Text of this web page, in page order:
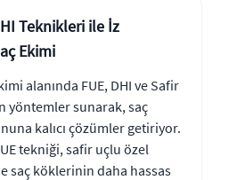
Teknikleri ile İz
Ekimi
alanında FUE, DHI ve Safir
yöntemler sunarak, saç
kalıcı çözümler getiriyor.
tekniği, safir uçlu özel
saç köklerinin daha hassas